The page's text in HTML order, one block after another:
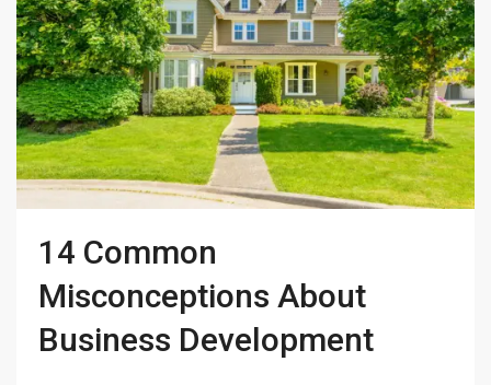
14 Common
Misconceptions About
Business Development